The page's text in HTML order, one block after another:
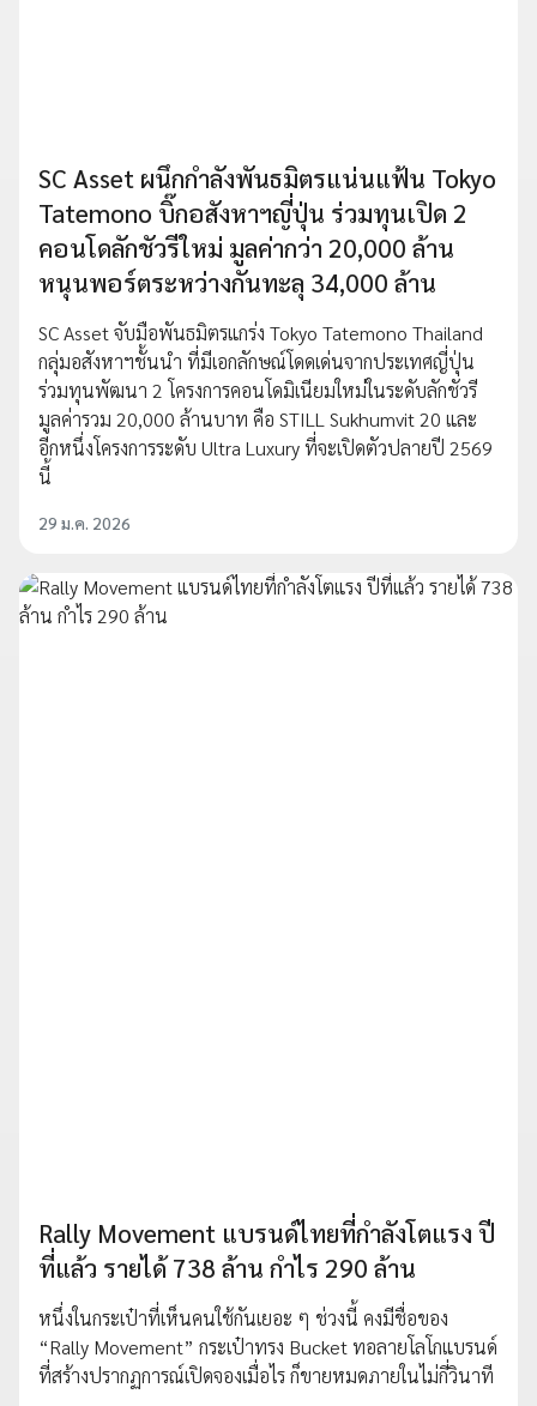
SC Asset ผนึกกำลังพันธมิตรแน่นแฟ้น Tokyo
Tatemono บิ๊กอสังหาฯญี่ปุ่น ร่วมทุนเปิด 2
คอนโดลักชัวรีใหม่ มูลค่ากว่า 20,000 ล้าน
หนุนพอร์ตระหว่างกันทะลุ 34,000 ล้าน
SC Asset จับมือพันธมิตรแกร่ง Tokyo Tatemono Thailand
กลุ่มอสังหาฯชั้นนำ ที่มีเอกลักษณ์โดดเด่นจากประเทศญี่ปุ่น
ร่วมทุนพัฒนา 2 โครงการคอนโดมิเนียมใหม่ในระดับลักชัวรี
มูลค่ารวม 20,000 ล้านบาท คือ STILL Sukhumvit 20 และ
อีกหนึ่งโครงการระดับ Ultra Luxury ที่จะเปิดตัวปลายปี 2569
นี้
29 ม.ค. 2026
Rally Movement แบรนด์ไทยที่กำลังโตแรง ปี
ที่แล้ว รายได้ 738 ล้าน กำไร 290 ล้าน
หนึ่งในกระเป๋าที่เห็นคนใช้กันเยอะ ๆ ช่วงนี้ คงมีชื่อของ
“Rally Movement” กระเป๋าทรง Bucket ทอลายโลโกแบรนด์
ที่สร้างปรากฏการณ์เปิดจองเมื่อไร ก็ขายหมดภายในไม่กี่วินาที